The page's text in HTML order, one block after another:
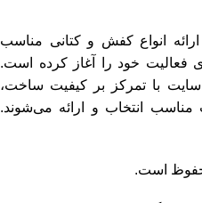
انواع کفش و کتانی مناسب
فعالیت خود را آغاز کرده است.
با تمرکز بر کیفیت ساخت،
انتخاب و ارائه می‌شوند.
است.